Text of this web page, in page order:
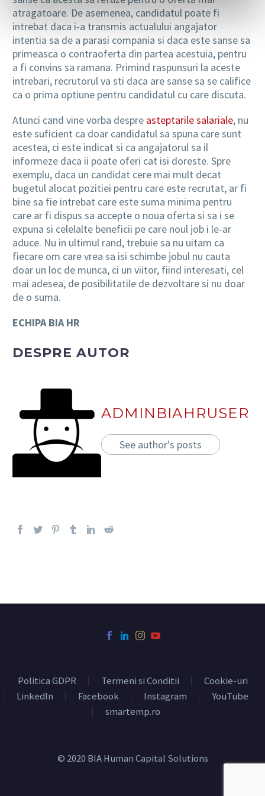
atragatoare. De asemenea, candidatul poate fi
intrebat daca i-a transmis actualului angajator
intentia sa de a parasi compania si daca este sanse sa
primeasca o contraoferta din partea acestuia, pentru
a fi convins sa ramana. Primind raspunsuri la aceste
intrebari, recrutorul va sti daca are sanse sa se califice
ca o prima optiune pentru candidatul cu care discuta.
Atunci cand vine vorba despre asteptarile salariale, nu
este suficient ca doar candidatul sa spuna care sunt
acestea, ci este indicat si ca angajatorul sa il
informeze daca ii poate oferi cat isi doreste. Spre
exemplu, daca un candidat cere mai mult decat
bugetul alocat pozitiei pentru care este recrutat, ar fi
bine sa fie intrebat care este suma minima pentru
care ar fi dispus sa accepte o noua oferta si sa i se
expuna si celelalte beneficii pe care noul job i le-ar
aduce. Nu in ultimul rand, trebuie sa nu uitam ca
fiecare om care vrea sa isi schimbe jobul nu cauta
doar un loc de munca, ci un viitor, fiind interesati, cel
mai adesea, de posibilitatile de dezvoltare si nu doar
de o suma.
ECHIPA BIA HR
DESPRE AUTOR
ADMINBIAHRUSER
See author's posts
Politica GDPR Termeni si Conditii
Cookie-uri
LinkedIn
Facebook Instagram
YouTube
smartemp.ro
© 2020 BIA Human Capital Solutions